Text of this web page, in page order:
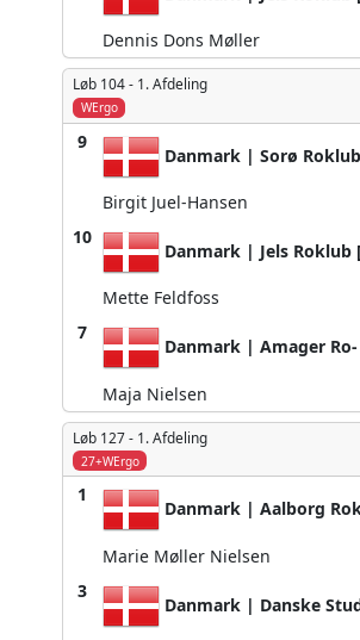
Dennis Dons Møller
Løb 104 - 1. Afdeling
WErgo
9
Danmark | Sorø Roklub
Birgit Juel-Hansen
10
Danmark | Jels Roklub
Mette Feldfoss
7
Danmark | Amager
Maja Nielsen
Løb 127 - 1. Afdeling
27+WErgo
1
Danmark | Aalborg
Marie Møller Nielsen
3
Danmark | Danske